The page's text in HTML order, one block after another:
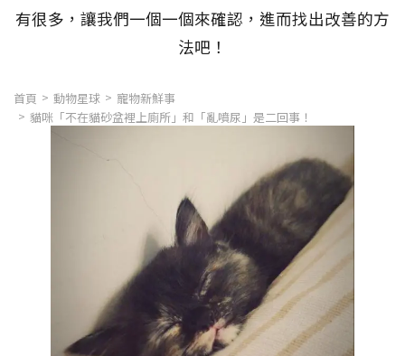
有很多，讓我們一個一個來確認，進而找出改善的方
法吧！
首頁 動物星球
寵物新鮮事
貓咪「不在貓砂盆裡上廁所」和「亂噴尿」是二回事！